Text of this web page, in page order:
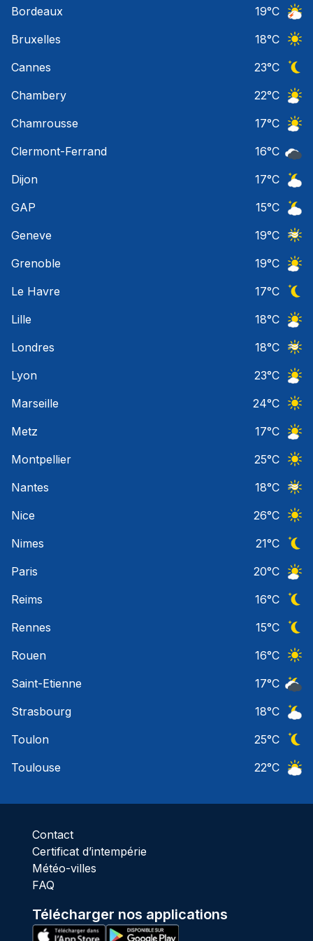
Bordeaux
19°C
Bruxelles
18°C
Cannes
23°C
Chambery
22°C
Chamrousse
17°C
Clermont-Ferrand
16°C
Dijon
17°C
GAP
15°C
Geneve
19°C
Grenoble
19°C
Le Havre
17°C
Lille
18°C
Londres
18°C
Lyon
23°C
Marseille
24°C
Metz
17°C
Montpellier
25°C
Nantes
18°C
Nice
26°C
Nimes
21°C
Paris
20°C
Reims
16°C
Rennes
15°C
Rouen
16°C
Saint-Etienne
17°C
Strasbourg
18°C
Toulon
25°C
Toulouse
22°C
Contact
Certificat d’intempérie
Météo-villes
FAQ
Télécharger nos applications